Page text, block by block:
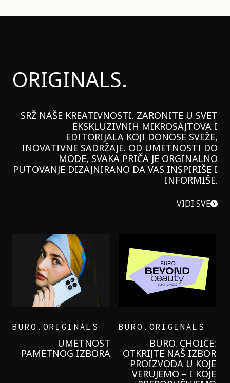
ORIGINALS.
SRŽ NAŠE KREATIVNOSTI. ZARONITE U SVET
EKSKLUZIVNIH MIKROSAJTOVA I
EDITORIJALA KOJI DONOSE SVEŽE,
INOVATIVNE SADRŽAJE. OD UMETNOSTI DO
MODE, SVAKA PRIČA JE ORGINALNO
PUTOVANJE DIZAJNIRANO DA VAS INSPIRIŠE I
INFORMIŠE.
VIDI SVE
GARNIER KREMU I
NIKADA NIŠTA
LAGANIJE NISAM
KORISTILA